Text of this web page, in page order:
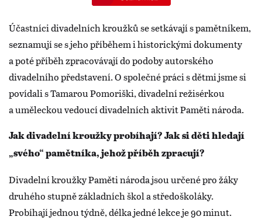
Účastníci divadelních kroužků se setkávají s pamětníkem,
seznamují se s jeho příběhem i historickými dokumenty
a poté příběh zpracovávají do podoby autorského
divadelního představení. O společné práci s dětmi jsme si
povídali s Tamarou Pomoriški, divadelní režisérkou
a uměleckou vedoucí divadelních aktivit Paměti národa.
Jak divadelní kroužky probíhají? Jak si děti hledají
„svého“ pamětníka, jehož příběh zpracují?
Divadelní kroužky Paměti národa jsou určené pro žáky
druhého stupně základních škol a středoškoláky.
Probíhají jednou týdně, délka jedné lekce je 90 minut.